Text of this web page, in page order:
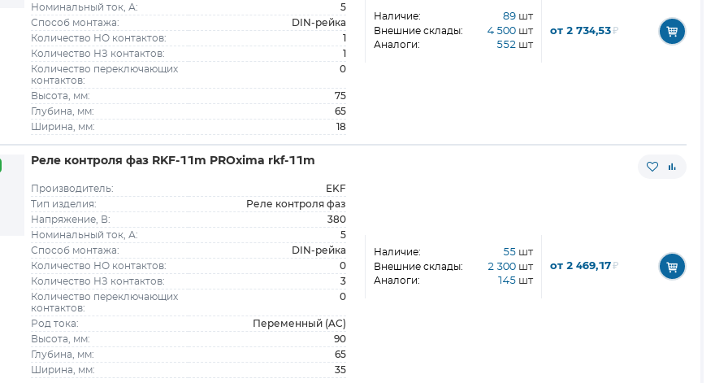
Номинальный ток, А: 5
Способ монтажа: DIN-рейка
Количество НО контактов: 1
Количество НЗ контактов: 1
Количество переключающих
контактов:
0
Высота, мм: 75
Глубина, мм: 65
Ширина, мм: 18
Наличие: 89 шт
Внешние склады: 4 500 шт
Аналоги: 552 шт
от 2 734,53₽
Реле контроля фаз RKF-11m PROxima rkf-11m
Производитель: EKF
Тип изделия: Реле контроля фаз
Напряжение, В: 380
Номинальный ток, А: 5
Способ монтажа: DIN-рейка
Количество НО контактов: 0
Количество НЗ контактов: 3
Количество переключающих
контактов:
0
Род тока: Переменный (AC)
Высота, мм: 90
Глубина, мм: 65
Ширина, мм: 35
Наличие: 55 шт
Внешние склады: 2 300 шт
Аналоги: 145 шт
от 2 469,17₽